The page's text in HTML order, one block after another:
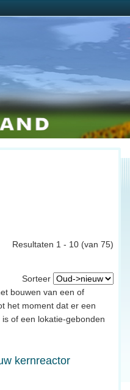
Resultaten 1 - 10 (van 75)
Sorteer
bouwen van een of
het moment dat er een
of een lokatie-gebonden
kernreactor